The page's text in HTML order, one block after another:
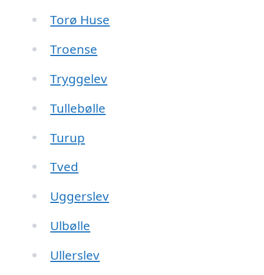
Torø Huse
Troense
Tryggelev
Tullebølle
Turup
Tved
Uggerslev
Ulbølle
Ullerslev